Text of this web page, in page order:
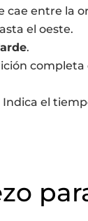
cae entre la
el oeste.
.
completa
Indica el